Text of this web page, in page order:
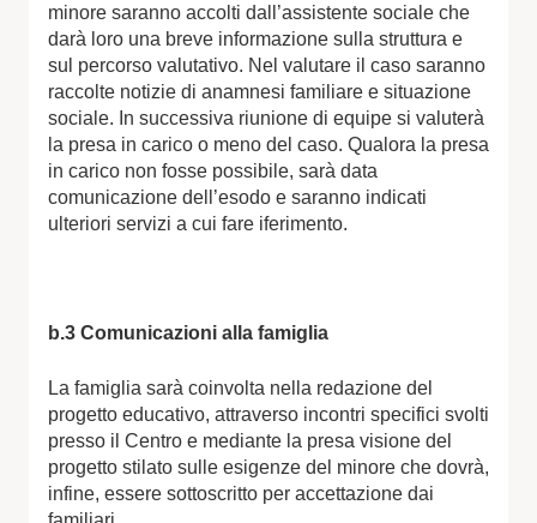
minore saranno accolti dall’assistente sociale che
darà loro una breve informazione sulla struttura e
sul percorso valutativo. Nel valutare il caso saranno
raccolte notizie di anamnesi familiare e situazione
sociale. In successiva riunione di equipe si valuterà
la presa in carico o meno del caso. Qualora la presa
in carico non fosse possibile, sarà data
comunicazione dell’esodo e saranno indicati
ulteriori servizi a cui fare iferimento.
b.3 Comunicazioni alla famiglia
La famiglia sarà coinvolta nella redazione del
progetto educativo, attraverso incontri specifici svolti
presso il Centro e mediante la presa visione del
progetto stilato sulle esigenze del minore che dovrà,
infine, essere sottoscritto per accettazione dai